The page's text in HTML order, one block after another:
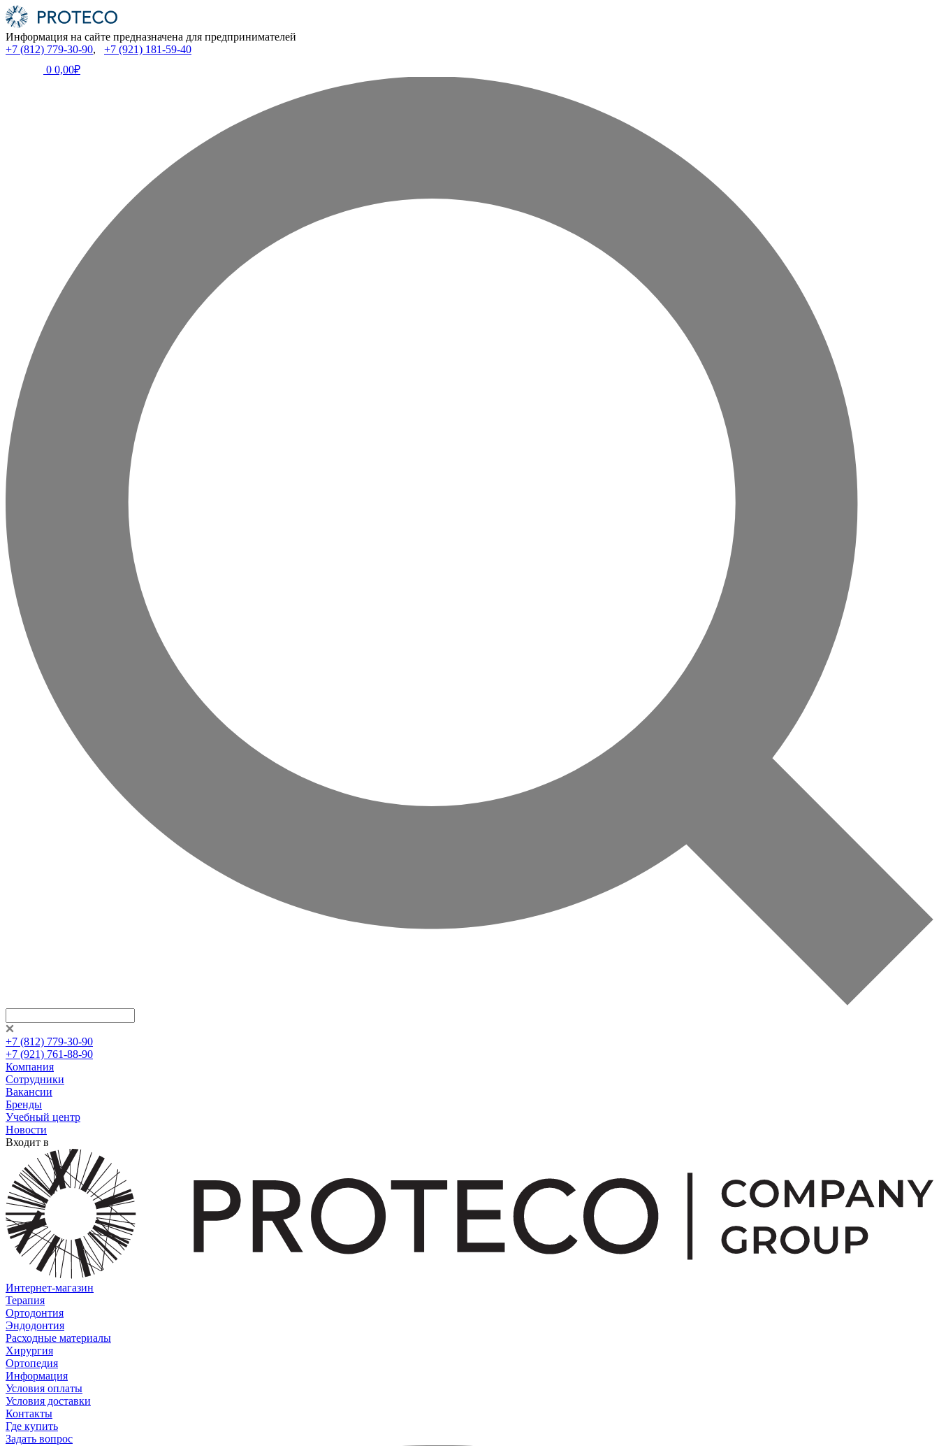
Информация на сайте предназначена для предпринимателей
+7 (812) 779-30-90, +7 (921) 181-59-40
0 0,00₽
+7 (812) 779-30-90
+7 (921) 761-88-90
Компания
Сотрудники
Вакансии
Бренды
Учебный центр
Новости
Входит в
Интернет-магазин
Терапия
Ортодонтия
Эндодонтия
Расходные материалы
Хирургия
Ортопедия
Информация
Условия оплаты
Условия доставки
Контакты
Где купить
Задать вопрос